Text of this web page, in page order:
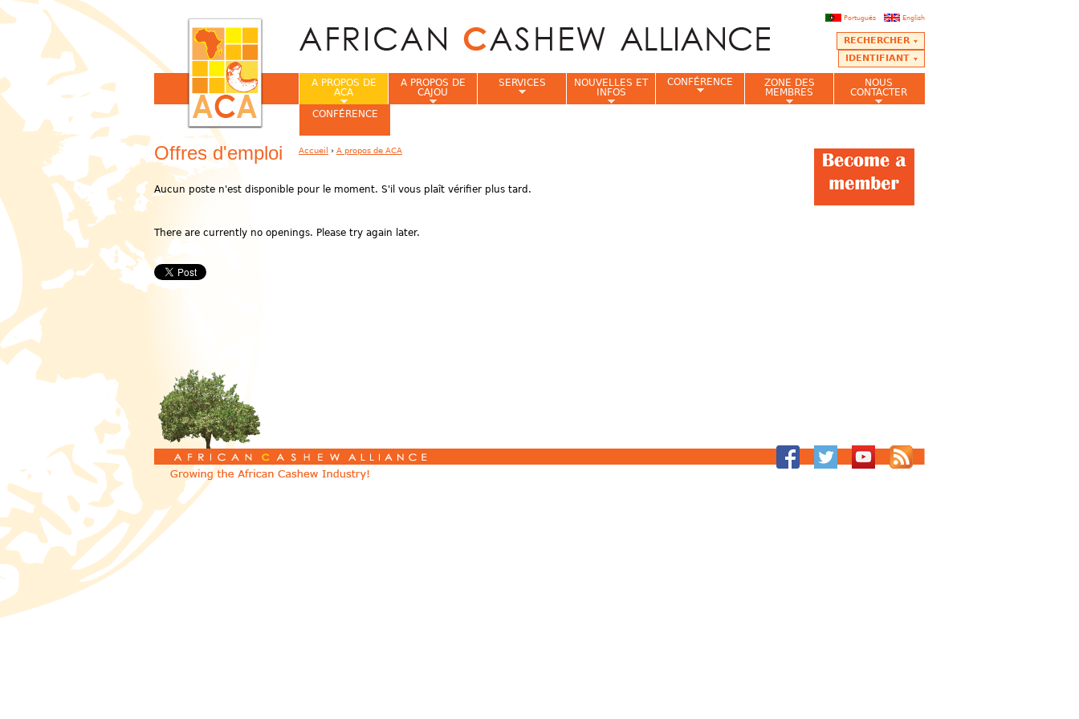
English
Português
RECHERCHER
IDENTIFIANT
Offres d'emploi
Aucun poste n'est disponible pour le moment. S'il vous plaît vérifier plus tard.
There are currently no openings. Please try again later.
A PROPOS DE
ACA
A PROPOS DE
CAJOU
SERVICES
NOUVELLES ET
INFOS
CONFÉRENCE
ZONE DES
MEMBRES
NOUS
CONTACTER
CONFÉRENCE
Accueil › A propos de ACA